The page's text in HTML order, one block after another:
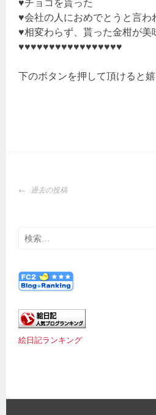
♥チョコを貰った
♥会社の人におめでとうと言わ
♥相変わらず、貰った金柑が美
♥♥♥♥♥♥♥♥♥♥♥♥♥♥♥♥♥
下のボタンを押して頂けると
投
ビ
ゲ
シ
ョ
ン
過去の投稿
検
絵日記ランキング